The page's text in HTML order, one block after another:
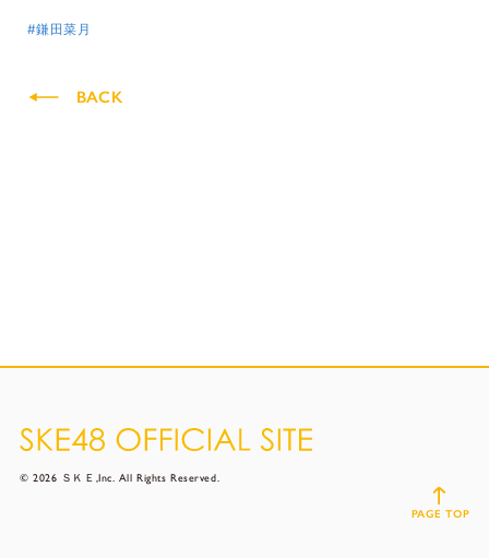
#鎌田菜月
BACK
© 2026 ＳＫＥ,Inc. All Rights Reserved.
PAGE TOP